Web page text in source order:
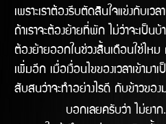
เพราะเราต้องรีบตัดสินใจแข่งกับเว
ถ้าเราจะต้องย้ายที่พัก ไม่ว่าจะเป็
ต้องย้ายออกในช่่วงสิ้นเดือนใช่ไหม
เพิ่มอีก เมื่อเงื่อนไขของเวลาเข้ามา
สับสนว่าจะทำอย่างไรดี กับข้าวขอ
บอกเลยครับว่า ไม่ยาก